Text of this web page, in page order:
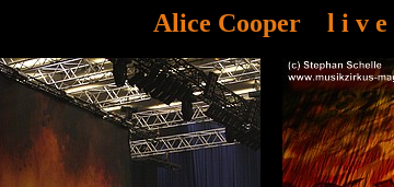
Alice Cooper l i v e